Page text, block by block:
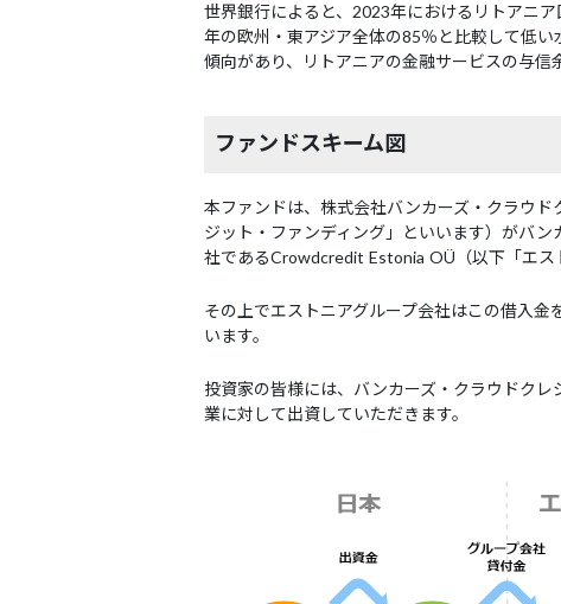
世界銀行によると、2023年におけるリトアニ
年の欧州・東アジア全体の85％と比較して低
傾向があり、リトアニアの金融サービスの与信
ファンドスキーム図
本ファンドは、株式会社バンカーズ・クラウ
ジット・ファンディング」といいます）がバ
社であるCrowdcredit Estonia OÜ（以下「エス
その上でエストニアグループ会社はこの借入
います。
投資家の皆様には、バンカーズ・クラウドク
業に対して出資していただきます。